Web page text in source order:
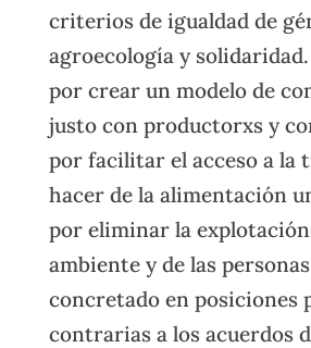
criterios de igualdad de
agroecología y
por crear un modelo de
justo con productorxs y
por facilitar el acceso a la
hacer de la alimentación
por eliminar la
ambiente y de las
concretado en posiciones
contrarias a los acuerdos